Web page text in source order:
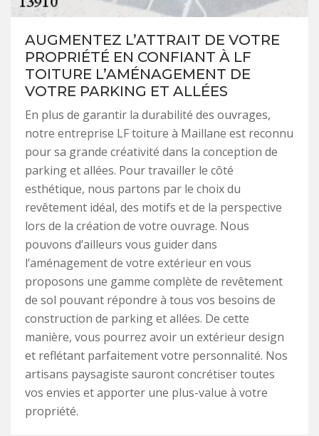
AUGMENTEZ L’ATTRAIT DE VOTRE
PROPRIÉTÉ EN CONFIANT À LF
TOITURE L’AMÉNAGEMENT DE
VOTRE PARKING ET ALLÉES
En plus de garantir la durabilité des ouvrages,
notre entreprise LF toiture à Maillane est reconnu
pour sa grande créativité dans la conception de
parking et allées. Pour travailler le côté
esthétique, nous partons par le choix du
revêtement idéal, des motifs et de la perspective
lors de la création de votre ouvrage. Nous
pouvons d’ailleurs vous guider dans
l’aménagement de votre extérieur en vous
proposons une gamme complète de revêtement
de sol pouvant répondre à tous vos besoins de
construction de parking et allées. De cette
manière, vous pourrez avoir un extérieur design
et reflétant parfaitement votre personnalité. Nos
artisans paysagiste sauront concrétiser toutes
vos envies et apporter une plus-value à votre
propriété.